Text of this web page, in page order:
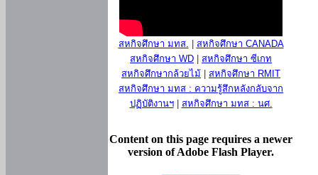
สหกิจศึกษา มทส.
สหกิจศึกษา CANADA
สหกิจศึกษา WD
สหกิจศึกษา ซีเกท
สหกิจศึกษากล้วยไม้
สหกิจศึกษา RMIT
สหกิจศึกษา มทส : ความรู้สึกหลังกลับจาก
ปฏิบัติงานฯ| สหกิจศึกษา มทส : นศ.
Content on this page requires a newer
version of Adobe Flash Player.